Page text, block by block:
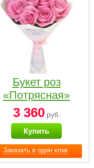
Заказать в один клик
Букет роз
«Потрясная»
3 360руб.
Купить